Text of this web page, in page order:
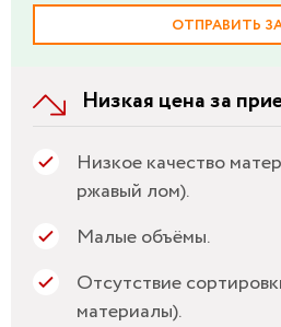
ОТПРАВИТЬ
Низкая цена за
Низкое качество
ржавый лом).
Малые объёмы.
Отсутствие
материалы).